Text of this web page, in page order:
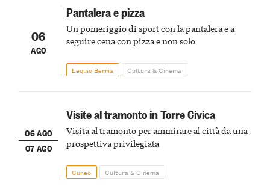
06
AGO
Pantalera e pizza
Un pomeriggio di sport con la pantalera e a
seguire cena con pizza e non solo
Lequio Berria Cultura & Cinema
06 AGO
07 AGO
Visite al tramonto in Torre Civica
Visita al tramonto per ammirare al città da una
prospettiva privilegiata
Cuneo Cultura & Cinema